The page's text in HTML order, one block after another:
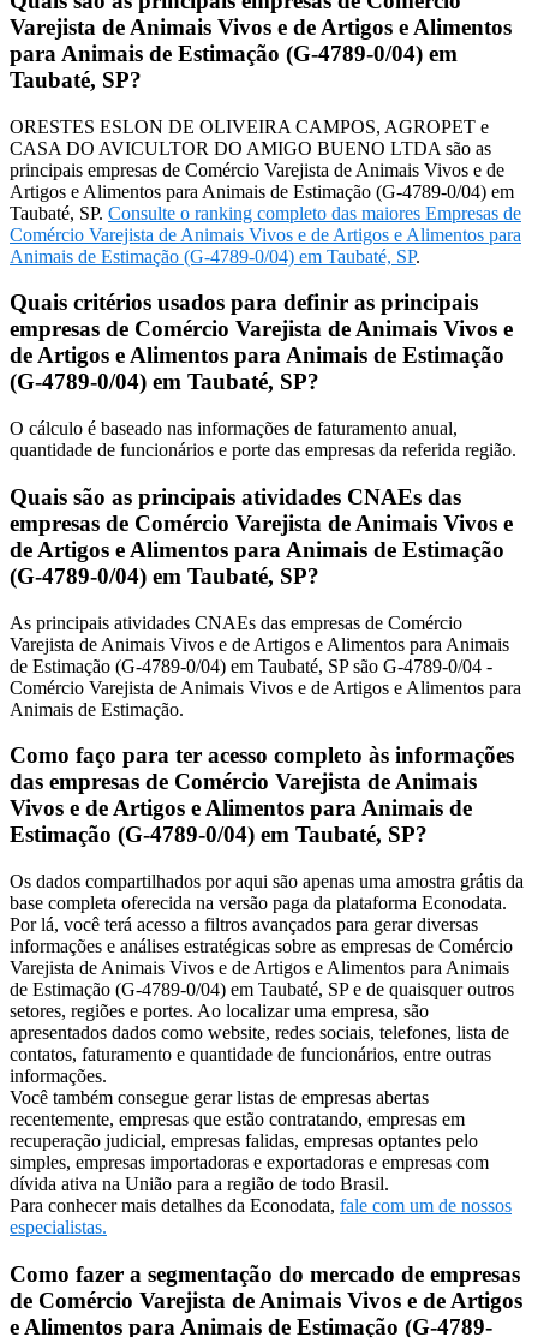
Varejista de Animais Vivos e de Artigos e Alimentos
para Animais de Estimação (G-4789-0/04) em
Taubaté, SP?
ORESTES ESLON DE OLIVEIRA CAMPOS, AGROPET e
CASA DO AVICULTOR DO AMIGO BUENO LTDA são as
principais empresas de Comércio Varejista de Animais Vivos e de
Artigos e Alimentos para Animais de Estimação (G-4789-0/04) em
Taubaté, SP. Consulte o ranking completo das maiores Empresas de
Comércio Varejista de Animais Vivos e de Artigos e Alimentos para
Animais de Estimação (G-4789-0/04) em Taubaté, SP.
Quais critérios usados para definir as principais
empresas de Comércio Varejista de Animais Vivos e
de Artigos e Alimentos para Animais de Estimação
(G-4789-0/04) em Taubaté, SP?
O cálculo é baseado nas informações de faturamento anual,
quantidade de funcionários e porte das empresas da referida região.
Quais são as principais atividades CNAEs das
empresas de Comércio Varejista de Animais Vivos e
de Artigos e Alimentos para Animais de Estimação
(G-4789-0/04) em Taubaté, SP?
As principais atividades CNAEs das empresas de Comércio
Varejista de Animais Vivos e de Artigos e Alimentos para Animais
de Estimação (G-4789-0/04) em Taubaté, SP são G-4789-0/04 -
Comércio Varejista de Animais Vivos e de Artigos e Alimentos para
Animais de Estimação.
Como faço para ter acesso completo às informações
das empresas de Comércio Varejista de Animais
Vivos e de Artigos e Alimentos para Animais de
Estimação (G-4789-0/04) em Taubaté, SP?
Os dados compartilhados por aqui são apenas uma amostra grátis da
base completa oferecida na versão paga da plataforma Econodata.
Por lá, você terá acesso a filtros avançados para gerar diversas
informações e análises estratégicas sobre as empresas de Comércio
Varejista de Animais Vivos e de Artigos e Alimentos para Animais
de Estimação (G-4789-0/04) em Taubaté, SP e de quaisquer outros
setores, regiões e portes. Ao localizar uma empresa, são
apresentados dados como website, redes sociais, telefones, lista de
contatos, faturamento e quantidade de funcionários, entre outras
informações.
Você também consegue gerar listas de empresas abertas
recentemente, empresas que estão contratando, empresas em
recuperação judicial, empresas falidas, empresas optantes pelo
simples, empresas importadoras e exportadoras e empresas com
dívida ativa na União para a região de todo Brasil.
Para conhecer mais detalhes da Econodata, fale com um de nossos
especialistas.
Como fazer a segmentação do mercado de empresas
de Comércio Varejista de Animais Vivos e de Artigos
e Alimentos para Animais de Estimação (G-4789-